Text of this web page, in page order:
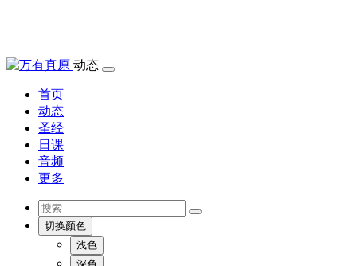
动态
首页
动态
圣经
日课
音频
更多
切换颜色
浅色